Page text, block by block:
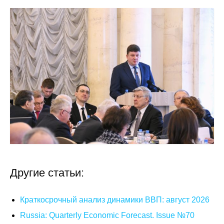
Материалы
Конкурсы и вакансии
Контакты
Другие статьи:
Краткосрочный анализ динамики ВВП: август 2026
Russia: Quarterly Economic Forecast. Issue №70